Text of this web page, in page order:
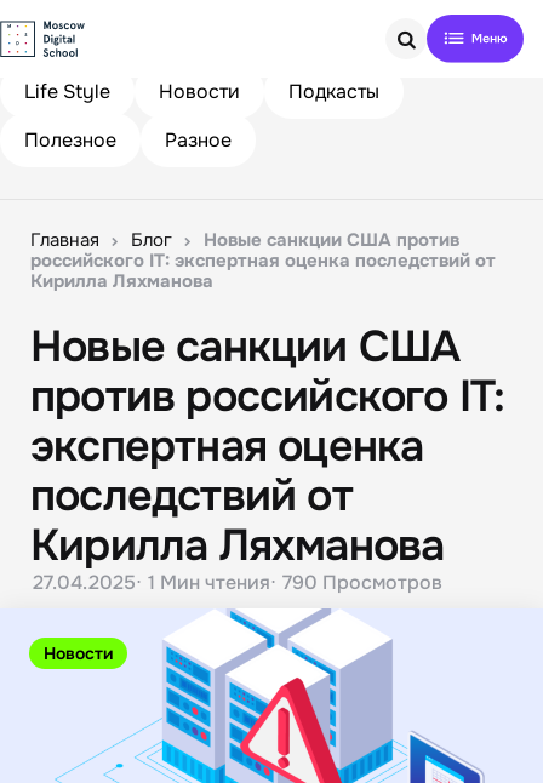
Search
Life Style
Новости
Подкасты
Полезное
Разное
Главная Блог
Новые санкции США против
российского IT: экспертная оценка последствий от
Кирилла Ляхманова
Новости
Новые санкции США
против российского IT:
экспертная оценка
последствий от
Кирилла Ляхманова
27.04.2025 1 Мин чтения 790 Просмотров